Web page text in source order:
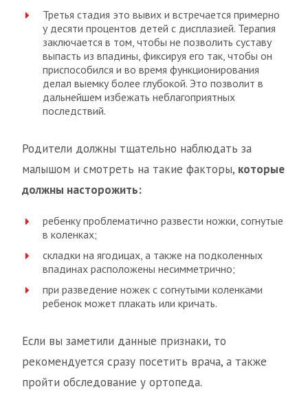
Третья стадия это вывих и встречается примерно
у десяти процентов детей с дисплазией. Терапия
заключается в том, чтобы не позволить суставу
выпасть из впадины, фиксируя его так, чтобы он
приспособился и во время функционирования
делал выемку более глубокой. Это позволит в
дальнейшем избежать неблагоприятных
последствий.
Родители должны тщательно наблюдать за
малышом и смотреть на такие факторы, которые
должны насторожить:
ребенку проблематично развести ножки, согнутые
в коленках;
складки на ягодицах, а также на подколенных
впадинах расположены несимметрично;
при разведение ножек с согнутыми коленками
ребенок может плакать или кричать.
Если вы заметили данные признаки, то
рекомендуется сразу посетить врача, а также
пройти обследование у ортопеда.